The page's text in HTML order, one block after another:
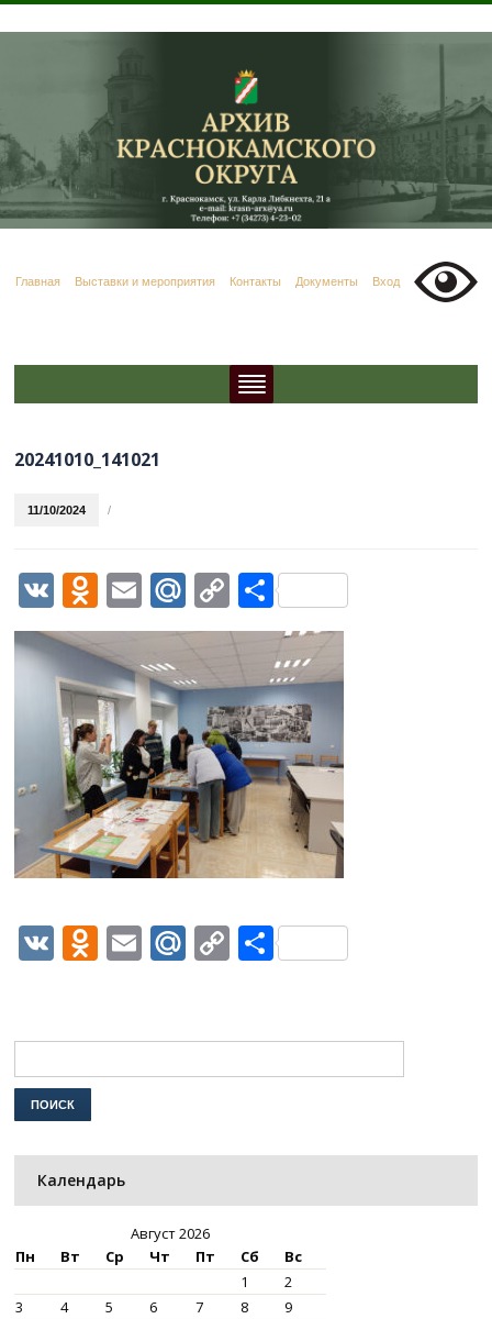
Главная Выставки и мероприятия Контакты Документы Вход
20241010_141021
11/10/2024 /
VK Odnoklassniki
EmailMail.Ru
Copy
Link
Отправить
VK Odnoklassniki
EmailMail.Ru
CopyОтправить
Календарь
Август 2026
Пн
Вт Ср Чт Пт Сб
Вс
1
2
3
4 5 6 7 8
9